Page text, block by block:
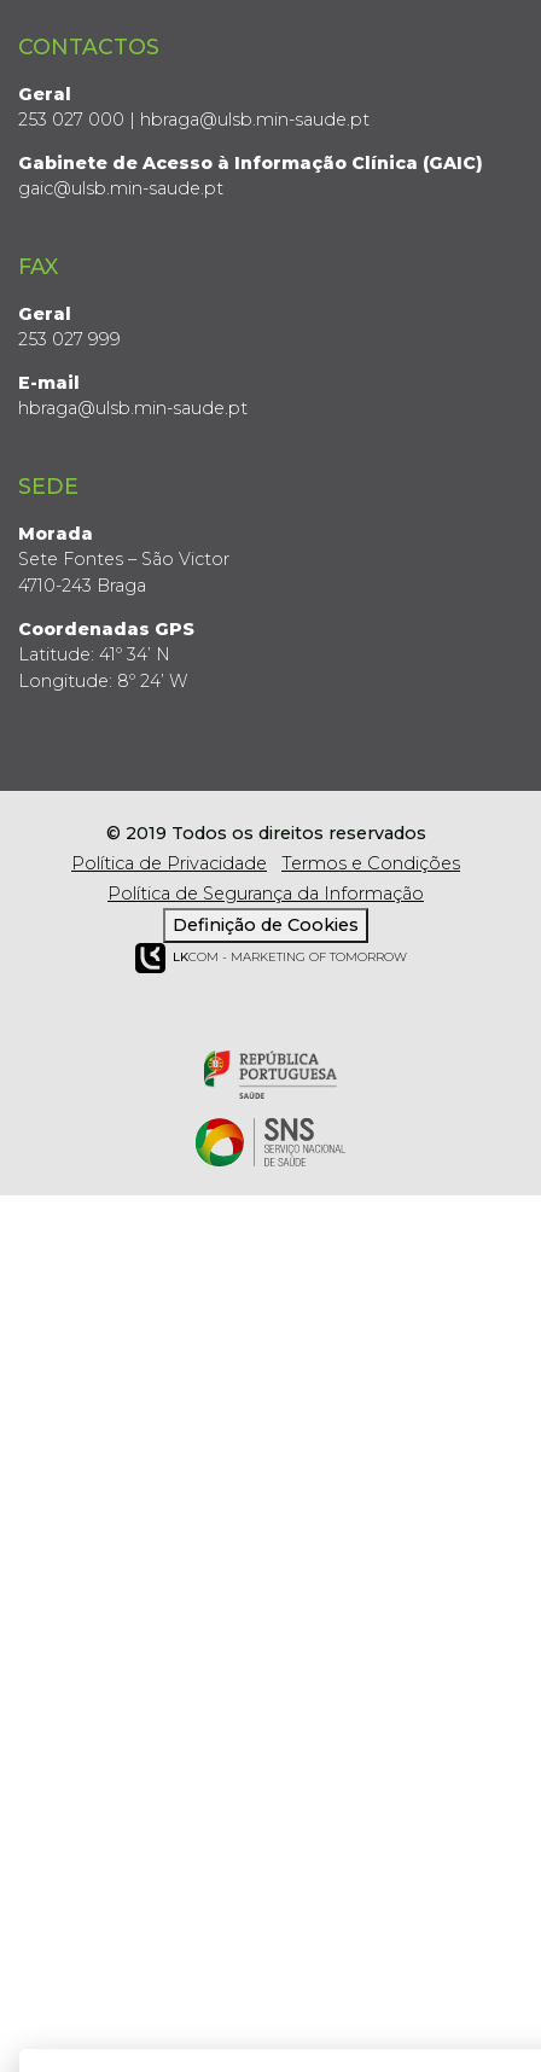
CONTACTOS
Geral
253 027 000 | hbraga@ulsb.min-saude.pt
Gabinete de Acesso à Informação Clínica (GAIC)
gaic@ulsb.min-saude.pt
FAX
Geral
253 027 999
E-mail
hbraga@ulsb.min-saude.pt
SEDE
Morada
Sete Fontes – São Victor
4710-243 Braga
Coordenadas GPS
Latitude: 41º 34’ N
Longitude: 8º 24’ W
© 2019 Todos os direitos reservados
Política de Privacidade
Termos e Condições
Política de Segurança da Informação
Definição de Cookies
LKCOM - MARKETING OF TOMORROW